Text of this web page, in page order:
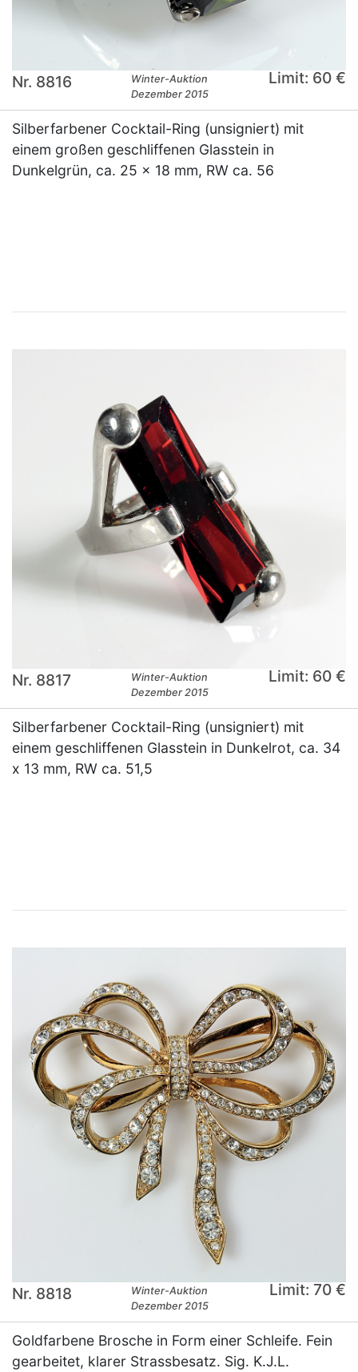
Nr. 8816
Winter-Auktion
Dezember 2015
Limit: 60 €
Silberfarbener Cocktail-Ring (unsigniert) mit
einem großen geschliffenen Glasstein in
Dunkelgrün, ca. 25 x 18 mm, RW ca. 56
Nr. 8817
Winter-Auktion
Dezember 2015
Limit: 60 €
Silberfarbener Cocktail-Ring (unsigniert) mit
einem geschliffenen Glasstein in Dunkelrot, ca. 34
x 13 mm, RW ca. 51,5
Nr. 8818
Winter-Auktion
Dezember 2015
Limit: 70 €
Goldfarbene Brosche in Form einer Schleife. Fein
gearbeitet, klarer Strassbesatz. Sig. K.J.L.